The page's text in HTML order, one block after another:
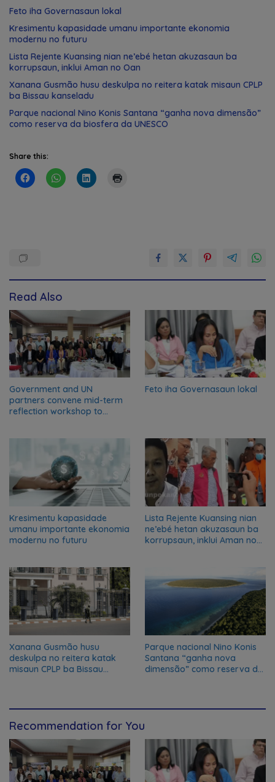
Feto iha Governasaun lokal
Kresimentu kapasidade umanu importante ekonomia
modernu no futuru
Lista Rejente Kuansing nian ne’ebé hetan akuzasaun ba
korrupsaun, inklui Aman no Oan
Xanana Gusmão husu deskulpa no reitera katak misaun CPLP
ba Bissau kanseladu
Parque nacional Nino Konis Santana “ganha nova dimensão”
como reserva da biosfera da UNESCO
Share this:
Read Also
Government and UN
partners convene mid-term
reflection workshop to
Feto iha Governasaun lokal
Kresimentu kapasidade
umanu importante ekonomia
modernu no futuru
Lista Rejente Kuansing nian
ne’ebé hetan akuzasaun ba
korrupsaun, inklui Aman no
Xanana Gusmão husu
deskulpa no reitera katak
misaun CPLP ba Bissau
Parque nacional Nino Konis
Santana “ganha nova
dimensão” como reserva da
Recommendation for You